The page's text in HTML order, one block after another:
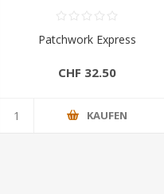
Patchwork Express
CHF 32.50
KAUFEN